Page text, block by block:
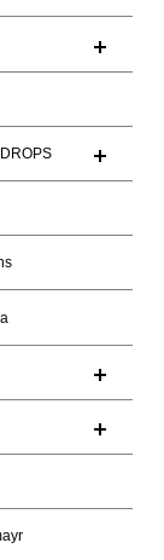
23-7-2026
een keurig
leuke pakket
de markt.